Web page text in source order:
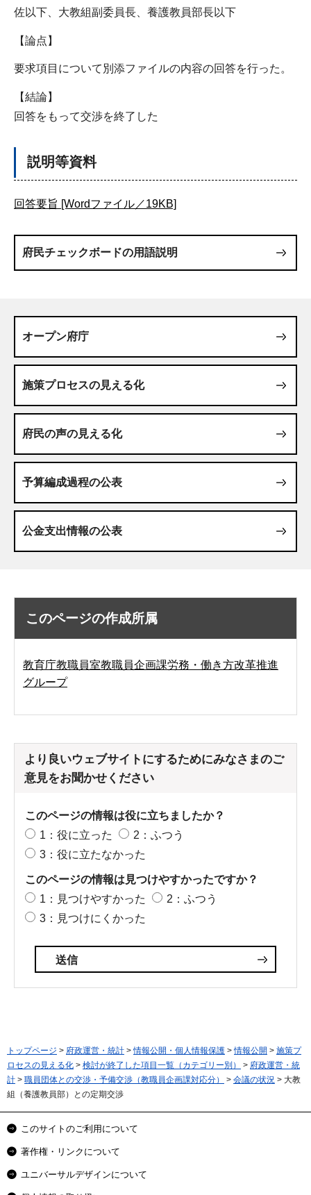
佐以下、大教組副委員長、養護教員部長以下
【論点】
要求項目について別添ファイルの内容の回答を行った。
【結論】
回答をもって交渉を終了した
説明等資料
回答要旨 [Wordファイル／19KB]
府民チェックボードの用語説明
オープン府庁
施策プロセスの見える化
府民の声の見える化
予算編成過程の公表
公金支出情報の公表
このページの作成所属
教育庁教職員室教職員企画課労務・働き方改革推進
グループ
より良いウェブサイトにするためにみなさまのご
意見をお聞かせください
このページの情報は役に立ちましたか？
1：役に立った
2：ふつう
3：役に立たなかった
このページの情報は見つけやすかったですか？
1：見つけやすかった
2：ふつう
3：見つけにくかった
トップページ > 府政運営・統計 >情報公開・個人情報保護 >情報公開 > 施策プ
ロセスの見える化 > 検討が終了した項目一覧（カテゴリー別） > 府政運営・統
計 > 職員団体との交渉・予備交渉（教職員企画課対応分） > 会議の状況 > 大教
組（養護教員部）との定期交渉
このサイトのご利用について
著作権・リンクについて
ユニバーサルデザインについて